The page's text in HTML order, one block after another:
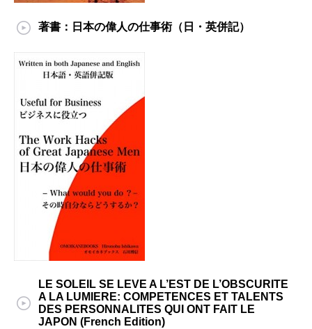
著書：日本の偉人の仕事術（日・英併記）
LE SOLEIL SE LEVE A L’EST DE L’OBSCURITE
A LA LUMIERE: COMPETENCES ET TALENTS
DES PERSONNALITES QUI ONT FAIT LE
JAPON (French Edition)